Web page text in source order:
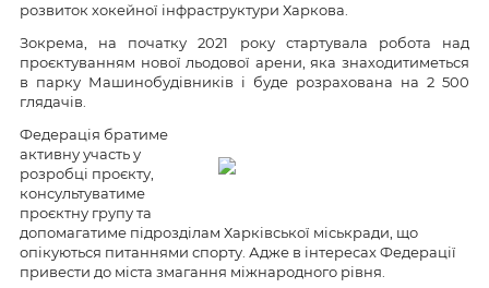
розвиток хокейної інфраструктури Харкова.
Зокрема, на початку 2021 року стартувала робота над
проєктуванням нової льодової арени, яка знаходитиметься
в парку Машинобудівників і буде розрахована на 2 500
глядачів.
Федерація братиме
активну участь у
розробці проєкту,
консультуватиме
проєктну групу та
допомагатиме підрозділам Харківської міськради, що
опікуються питаннями спорту. Адже в інтересах Федерації
привести до міста змагання міжнародного рівня.